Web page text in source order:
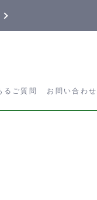
るご質問 お問い合わせ
くあるご質問